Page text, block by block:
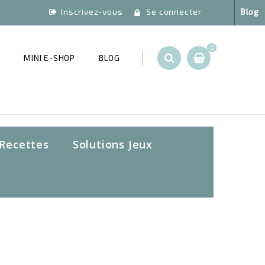
Blog
Inscrivez-vous Se connecter
0
MINI E-SHOP BLOG
Recettes Solutions Jeux